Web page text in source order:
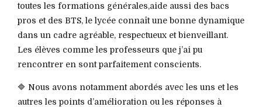
toutes les formations générales,aide aussi des bacs
pros et des BTS, le lycée connaît une bonne dynamique
dans un cadre agréable, respectueux et bienveillant.
Les élèves comme les professeurs que j’ai pu
rencontrer en sont parfaitement conscients.
🔷 Nous avons notamment abordés avec les uns et les
autres les points d’amélioration ou les réponses à